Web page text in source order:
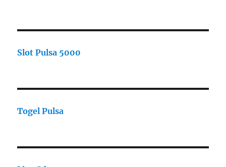
Slot Pulsa 5000
Togel Pulsa